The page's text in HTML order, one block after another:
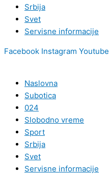
Srbija
Svet
Servisne informacije
Facebook Instagram Youtube
Naslovna
Subotica
024
Slobodno vreme
Sport
Srbija
Svet
Servisne informacije